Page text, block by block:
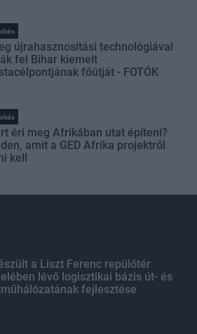
újrahasznosítási technológiával
fel Bihar kiemelt
főútját - FOTÓK
éri meg Afrikában utat építeni?
amit a GED Afrika projektről
kell
a Liszt Ferenc repülőtér
lévő logisztikai bázis út- és
fejlesztése